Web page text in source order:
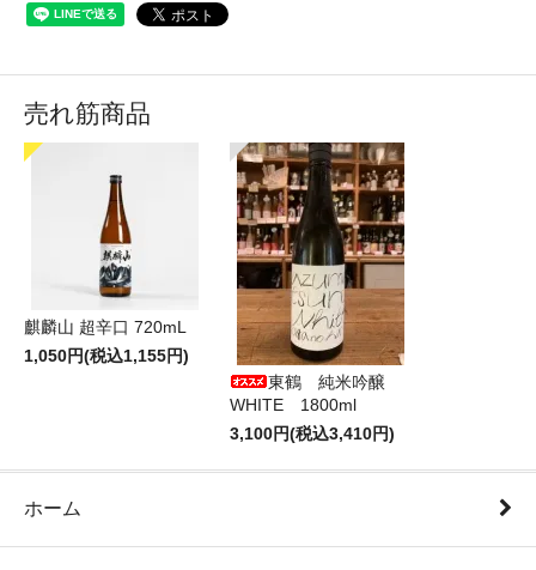
売れ筋商品
麒麟山 超辛口 720mL
1,050円(税込1,155円)
東鶴 純米吟醸
WHITE 1800ml
3,100円(税込3,410円)
ホーム